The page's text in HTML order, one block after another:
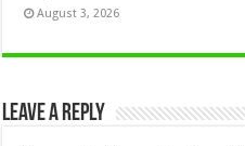
August 3, 2026
Leave a Reply